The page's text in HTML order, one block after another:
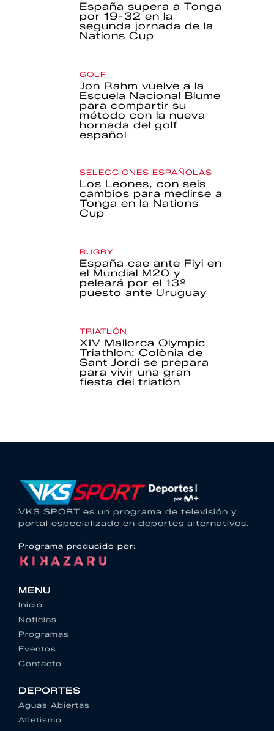
España supera a Tonga
por 19-32 en la
segunda jornada de la
Nations Cup
GOLF
Jon Rahm vuelve a la
Escuela Nacional Blume
para compartir su
método con la nueva
hornada del golf
español
SELECCIONES ESPAÑOLAS
Los Leones, con seis
cambios para medirse a
Tonga en la Nations
Cup
RUGBY
España cae ante Fiyi en
el Mundial M20 y
peleará por el 13º
puesto ante Uruguay
TRIATLÓN
XIV Mallorca Olympic
Triathlon: Colònia de
Sant Jordi se prepara
para vivir una gran
fiesta del triatlón
VKS SPORT es un programa de televisión y
portal especializado en deportes alternativos.
Programa producido por:
MENU
Inicio
Noticias
Programas
Eventos
Contacto
DEPORTES
Aguas Abiertas
Atletismo